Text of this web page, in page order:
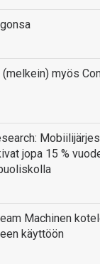
myös
jopa 15 %
Machinen
käyttöön